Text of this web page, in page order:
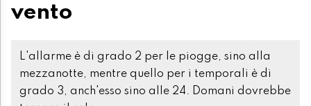
vento
L'allarme è di grado 2 per le piogge, sino alla
mezzanotte, mentre quello per i temporali è di
grado 3, anch'esso sino alle 24. Domani dovrebbe